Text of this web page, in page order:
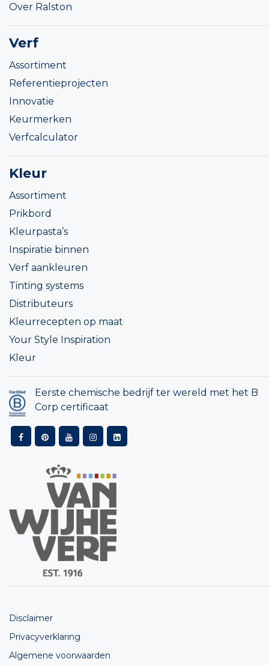
Over Ralston
Verf
Assortiment
Referentieprojecten
Innovatie
Keurmerken
Verfcalculator
Kleur
Assortiment
Prikbord
Kleurpasta’s
Inspiratie binnen
Verf aankleuren
Tinting systems
Distributeurs
Kleurrecepten op maat
Your Style Inspiration
Kleur
Eerste chemische bedrijf ter wereld met het B
Corp certificaat
Disclaimer
Privacyverklaring
Algemene voorwaarden